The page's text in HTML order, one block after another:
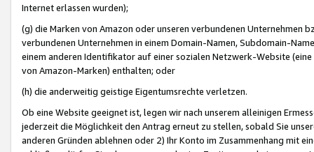
Internet erlassen wurden);
(g) die Marken von Amazon oder unseren verbundenen Unternehmen
verbundenen Unternehmen in einem Domain-Namen, Subdomain-
einem anderen Identifikator auf einer sozialen Netzwerk-Website
von Amazon-Marken) enthalten; oder
(h) die anderweitig geistige Eigentumsrechte verletzen.
Ob eine Website geeignet ist, legen wir nach unserem alleinigen
jederzeit die Möglichkeit den Antrag erneut zu stellen, sobald Sie
anderen Gründen ablehnen oder 2) Ihr Konto im Zusammenhang mit